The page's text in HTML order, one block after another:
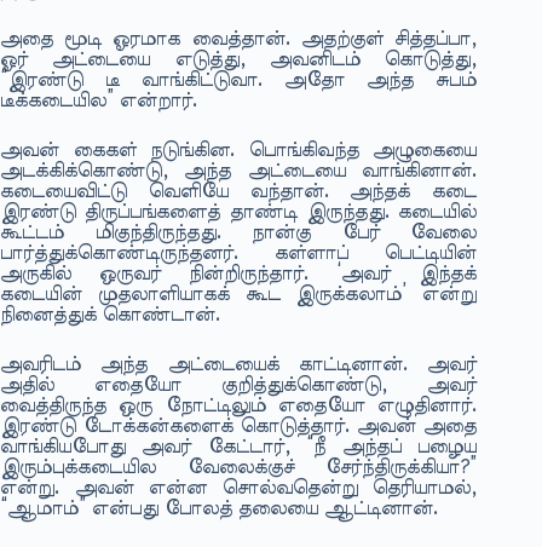
அதை மூடி ஓரமாக வைத்தான். அதற்குள் சித்தப்பா,
ஓர் அட்டையை எடுத்து, அவனிடம் கொடுத்து,
“இரண்டு டீ வாங்கிட்டுவா. அதோ அந்த சுபம்
டீக்கடையில” என்றார்.
அவன் கைகள் நடுங்கின. பொங்கிவந்த அழுகையை
அடக்கிக்கொண்டு, அந்த அட்டையை வாங்கினான்.
கடையைவிட்டு வெளியே வந்தான். அந்தக் கடை
இரண்டு திருப்பங்களைத் தாண்டி இருந்தது. கடையில்
கூட்டம் மிகுந்திருந்தது. நான்கு பேர் வேலை
பார்த்துக்கொண்டிருந்தனர். கள்ளாப் பெட்டியின்
அருகில் ஒருவர் நின்றிருந்தார். ‘அவர் இந்தக்
கடையின் முதலாளியாகக் கூட இருக்கலாம்’ என்று
நினைத்துக் கொண்டான்.
அவரிடம் அந்த அட்டையைக் காட்டினான். அவர்
அதில் எதையோ குறித்துக்கொண்டு, அவர்
வைத்திருந்த ஒரு நோட்டிலும் எதையோ எழுதினார்.
இரண்டு டோக்கன்களைக் கொடுத்தார். அவன் அதை
வாங்கியபோது அவர் கேட்டார், “நீ அந்தப் பழைய
இரும்புக்கடையில வேலைக்குச் சேர்ந்திருக்கியா?”
என்று. அவன் என்ன சொல்வதென்று தெரியாமல்,
“ஆமாம்” என்பது போலத் தலையை ஆட்டினான்.